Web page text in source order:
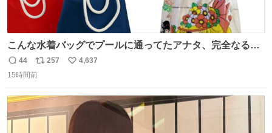
こんな水着バッグでプールに通ってたアナタ、完全なる同
世代（笑） #70年代 #80年代 #昭和レトロ
返
信
44
リ
ポ
数
257
い
数
4,637
15時間前